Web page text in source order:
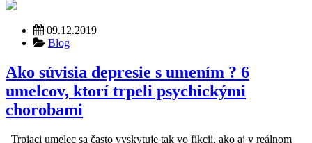
09.12.2019
Blog
Ako súvisia depresie s umením ? 6
umelcov, ktorí trpeli psychickými
chorobami
Trpiaci umelec sa často vyskytuje tak vo fikcii, ako aj v reálnom